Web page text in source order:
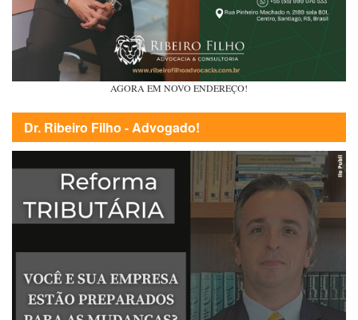
AGORA EM NOVO ENDEREÇO!
Dr. Ribeiro Filho - Advogado!